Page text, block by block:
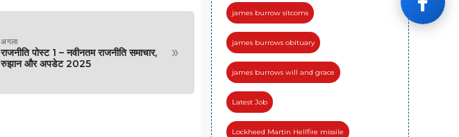
अगला
राजनीति पोस्ट 1 – नवीनतम राजनीति समाचार,
रुझान और अपडेट 2025
»
james burrow sitcoms
james burrows obituary
james burrows will and grace
Latest Job
Lockheed Martin Hellfire missile